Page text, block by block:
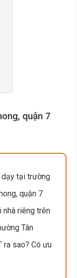
quận 7
dạy tại trường
quận 7
nhà riêng trên
Tân
ra sao? Có ưu